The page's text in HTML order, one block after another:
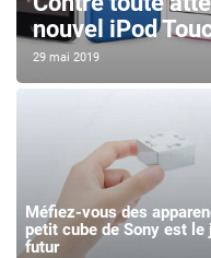
nouvel iPod
29 mai 2019
Méfiez-vous des
petit cube de Sony est le
futur